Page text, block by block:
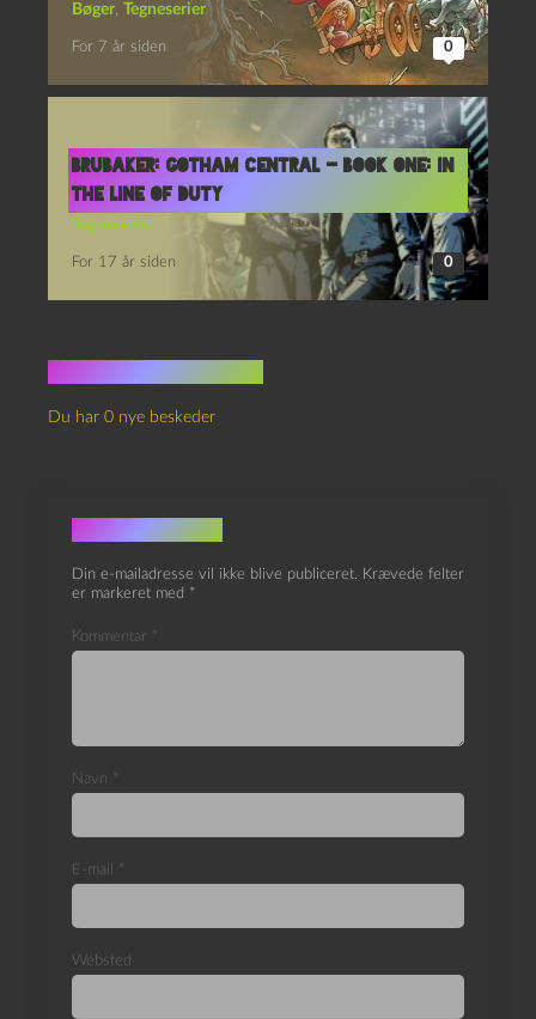
Bøger, Tegneserier
For 7 år siden 0
Brubaker: Gotham Central – Book One: In
the Line of Duty
Tegneserier
For 17 år siden 0
Du har 0 nye beskeder
Skriv et svar
Din e-mailadresse vil ikke blive publiceret. Krævede felter
er markeret med *
Kommentar *
Navn *
E-mail *
Websted